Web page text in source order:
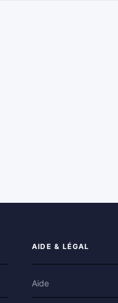
AIDE & LÉGAL
Aide